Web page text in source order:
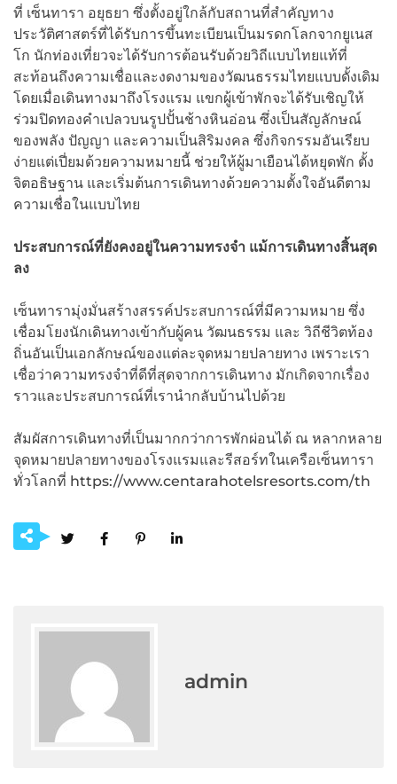
ที่ เซ็นทารา อยุธยา ซึ่งตั้งอยู่ใกล้กับสถานที่สำคัญทาง
ประวัติศาสตร์ที่ได้รับการขึ้นทะเบียนเป็นมรดกโลกจากยูเนส
โก นักท่องเที่ยวจะได้รับการต้อนรับด้วยวิถีแบบไทยแท้ที่
สะท้อนถึงความเชื่อและงดงามของวัฒนธรรมไทยแบบดั้งเดิม
โดยเมื่อเดินทางมาถึงโรงแรม แขกผู้เข้าพักจะได้รับเชิญให้
ร่วมปิดทองคำเปลวบนรูปปั้นช้างหินอ่อน ซึ่งเป็นสัญลักษณ์
ของพลัง ปัญญา และความเป็นสิริมงคล ซึ่งกิจกรรมอันเรียบ
ง่ายแต่เปี่ยมด้วยความหมายนี้ ช่วยให้ผู้มาเยือนได้หยุดพัก ตั้ง
จิตอธิษฐาน และเริ่มต้นการเดินทางด้วยความตั้งใจอันดีตาม
ความเชื่อในแบบไทย
ประสบการณ์ที่ยังคงอยู่ในความทรงจำ แม้การเดินทางสิ้นสุด
ลง
เซ็นทารามุ่งมั่นสร้างสรรค์ประสบการณ์ที่มีความหมาย ซึ่ง
เชื่อมโยงนักเดินทางเข้ากับผู้คน วัฒนธรรม และ วิถีชีวิตท้อง
ถิ่นอันเป็นเอกลักษณ์ของแต่ละจุดหมายปลายทาง เพราะเรา
เชื่อว่าความทรงจำที่ดีที่สุดจากการเดินทาง มักเกิดจากเรื่อง
ราวและประสบการณ์ที่เรานำกลับบ้านไปด้วย
สัมผัสการเดินทางที่เป็นมากกว่าการพักผ่อนได้ ณ หลากหลาย
จุดหมายปลายทางของโรงแรมและรีสอร์ทในเครือเซ็นทารา
ทั่วโลกที่ https://www.centarahotelsresorts.com/th
admin